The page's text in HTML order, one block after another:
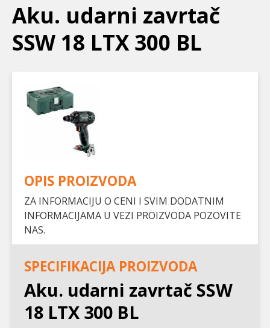
Aku. udarni zavrtač
SSW 18 LTX 300 BL
OPIS PROIZVODA
ZA INFORMACIJU O CENI I SVIM DODATNIM
INFORMACIJAMA U VEZI PROIZVODA POZOVITE
NAS.
SPECIFIKACIJA PROIZVODA
Aku. udarni zavrtač SSW
18 LTX 300 BL